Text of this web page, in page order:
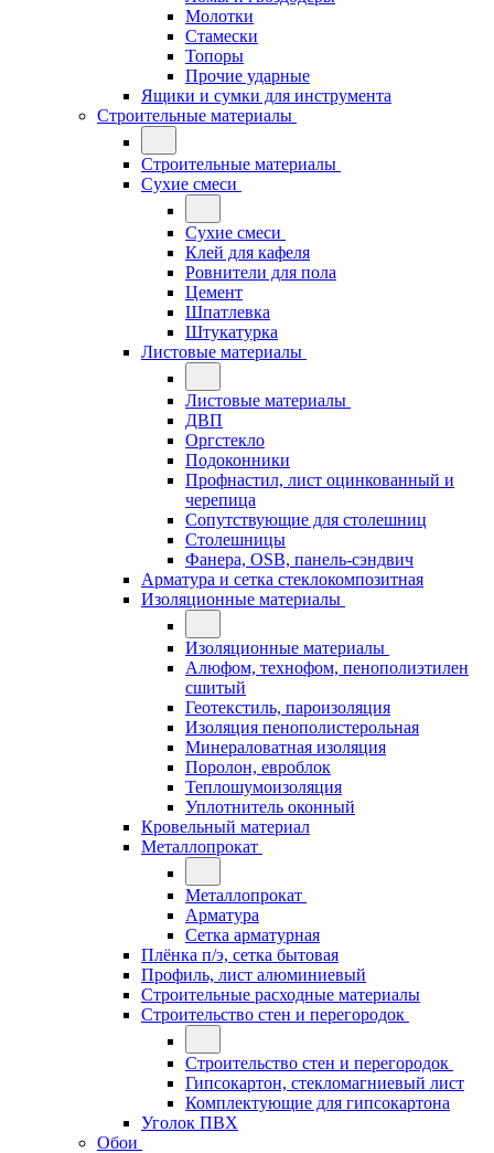
Молотки
Стамески
Топоры
Прочие ударные
Ящики и сумки для инструмента
Строительные материалы
Строительные материалы
Сухие смеси
Сухие смеси
Клей для кафеля
Ровнители для пола
Цемент
Шпатлевка
Штукатурка
Листовые материалы
Листовые материалы
ДВП
Оргстекло
Подоконники
Профнастил, лист оцинкованный и
черепица
Сопутствующие для столешниц
Столешницы
Фанера, OSB, панель-сэндвич
Арматура и сетка стеклокомпозитная
Изоляционные материалы
Изоляционные материалы
Алюфом, технофом, пенополиэтилен
сшитый
Геотекстиль, пароизоляция
Изоляция пенополистерольная
Минераловатная изоляция
Поролон, евроблок
Теплошумоизоляция
Уплотнитель оконный
Кровельный материал
Металлопрокат
Металлопрокат
Арматура
Сетка арматурная
Плёнка п/э, сетка бытовая
Профиль, лист алюминиевый
Строительные расходные материалы
Строительство стен и перегородок
Строительство стен и перегородок
Гипсокартон, стекломагниевый лист
Комплектующие для гипсокартона
Уголок ПВХ
Обои